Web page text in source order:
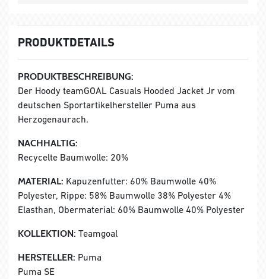
PRODUKTDETAILS
PRODUKTBESCHREIBUNG:
Der Hoody teamGOAL Casuals Hooded Jacket Jr vom
deutschen Sportartikelhersteller Puma aus
Herzogenaurach.
NACHHALTIG:
Recycelte Baumwolle: 20%
MATERIAL: Kapuzenfutter: 60% Baumwolle 40%
Polyester, Rippe: 58% Baumwolle 38% Polyester 4%
Elasthan, Obermaterial: 60% Baumwolle 40% Polyester
KOLLEKTION: Teamgoal
HERSTELLER: Puma
Puma SE